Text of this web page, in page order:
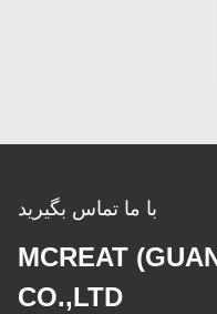
با ما تماس بگیرید
MCREAT
CO.,LTD